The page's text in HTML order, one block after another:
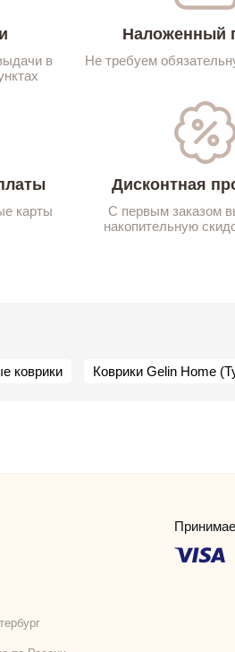
в
Наложенный
Не требуем
карты
Дисконтная
С первым заказом
накопительную
коврики Коврики Gelin Home